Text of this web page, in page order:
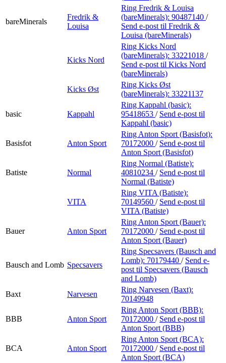
bareMinerals
Fredrik &
Louisa
Ring Fredrik & Louisa
(bareMinerals): 90487140 /
Send e-post til Fredrik &
Louisa (bareMinerals)
Kicks Nord
Ring Kicks Nord
(bareMinerals): 33221018 /
Send e-post til Kicks Nord
(bareMinerals)
Kicks Øst
Ring Kicks Øst
(bareMinerals): 33221137
basic Kappahl
Ring Kappahl (basic):
95418653 / Send e-post til
Kappahl (basic)
Basisfot Anton Sport
Ring Anton Sport (Basisfot):
70172000 / Send e-post til
Anton Sport (Basisfot)
Batiste Normal
Ring Normal (Batiste):
40810234 / Send e-post til
Normal (Batiste)
VITA
Ring VITA (Batiste):
70149560 / Send e-post til
VITA (Batiste)
Bauer Anton Sport
Ring Anton Sport (Bauer):
70172000 / Send e-post til
Anton Sport (Bauer)
Bausch and Lomb Specsavers
Ring Specsavers (Bausch and
Lomb): 70179440 / Send e-
post til Specsavers (Bausch
and Lomb)
Baxt
Narvesen
Ring Narvesen (Baxt):
70149948
BBB Anton Sport
Ring Anton Sport (BBB):
70172000 / Send e-post til
Anton Sport (BBB)
BCA Anton Sport
Ring Anton Sport (BCA):
70172000 / Send e-post til
Anton Sport (BCA)